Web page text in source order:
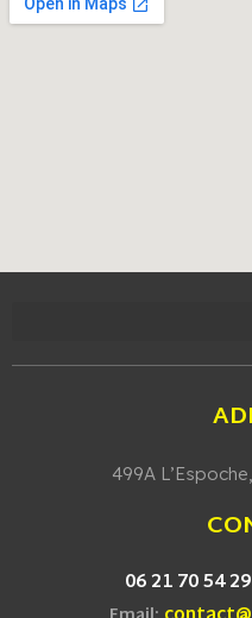
499A
06 21 70 54 29